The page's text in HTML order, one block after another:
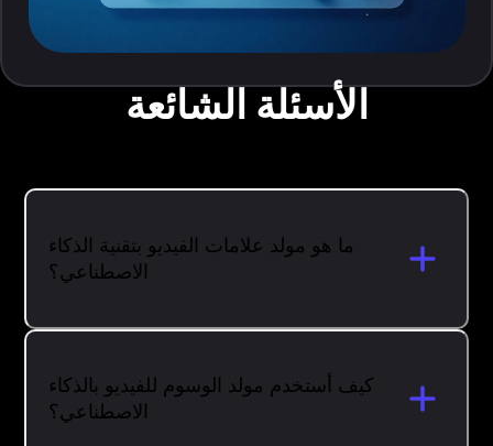
الأسئلة الشائعة
ما هو مولد علامات الفيديو بتقنية الذكاء
الاصطناعي؟
كيف أستخدم مولد الوسوم للفيديو بالذكاء
الاصطناعي؟